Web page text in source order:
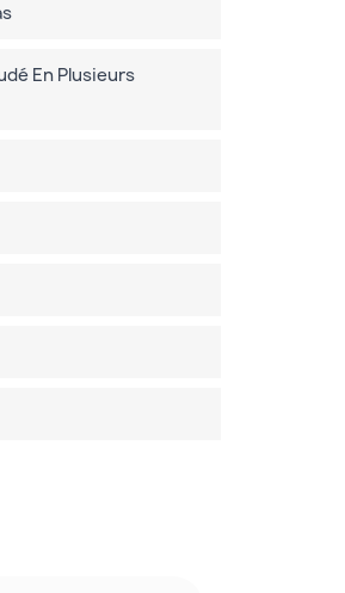
En Plusieurs